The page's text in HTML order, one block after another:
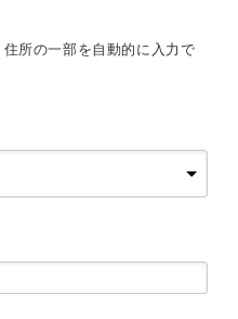
住所の一部を自動的に入力で